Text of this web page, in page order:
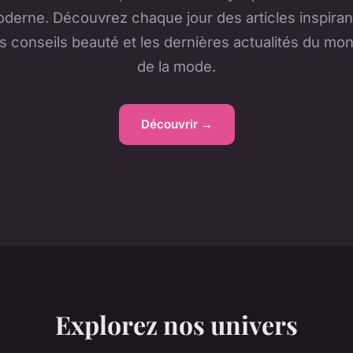
Découvrez chaque jour des articles
conseils beauté et les dernières actualités du
de la mode.
Découvrir →
Explorez nos univers